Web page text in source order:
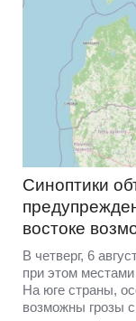
Синоптики
востоке
В четверг, 6
при этом
На юге страны,
возможны грозы